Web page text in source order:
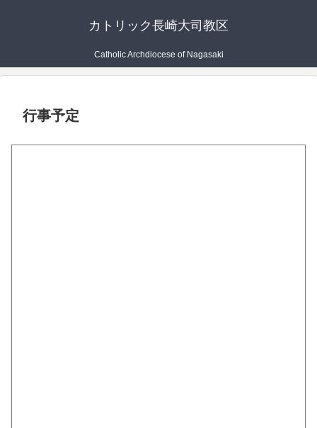
カトリック長崎大司教区
Catholic Archdiocese of Nagasaki
行事予定